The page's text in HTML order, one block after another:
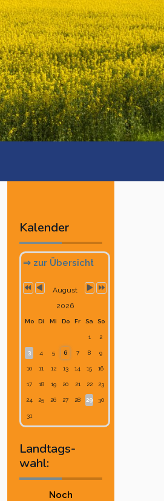
Kalender
⇒ zur Übersicht
August
2026
Mo Di Mi Do Fr Sa So
1 2
3 4 5 6 7 8 9
10 11 12 13 14 15 16
17 18 19 20 21 22 23
24 25 26 27 28 29 30
31
Landtags-
wahl:
Noch